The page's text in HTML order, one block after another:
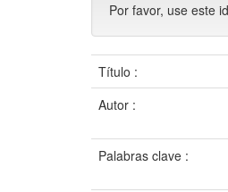
Por favor, use este
Título :
Autor :
Palabras clave :